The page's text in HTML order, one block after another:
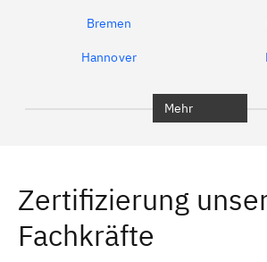
Bremen
Hannover
Erlangen
Bayreuth
Mehr
Zertifizierung
Fachkräfte